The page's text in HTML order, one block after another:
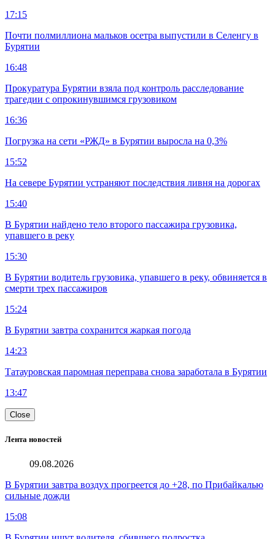
17:15
Почти полмиллиона мальков осетра выпустили в Селенгу в
Бурятии
16:48
Прокуратура Бурятии взяла под контроль расследование
трагедии с опрокинувшимся грузовиком
16:36
Погрузка на сети «РЖД» в Бурятии выросла на 0,3%
15:52
На севере Бурятии устраняют последствия ливня на дорогах
15:40
В Бурятии найдено тело второго пассажира грузовика,
упавшего в реку
15:30
В Бурятии водитель грузовика, упавшего в реку, обвиняется в
смерти трех пассажиров
15:24
В Бурятии завтра сохранится жаркая погода
14:23
Татауровская паромная переправа снова заработала в Бурятии
13:47
Close
Лента новостей
09.08.2026
В Бурятии завтра воздух прогреется до +28, по Прибайкалью
сильные дожди
15:08